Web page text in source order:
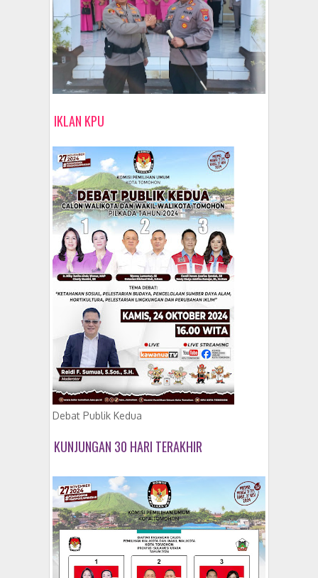
IKLAN KPU
Debat Publik Kedua
KUNJUNGAN 30 HARI TERAKHIR